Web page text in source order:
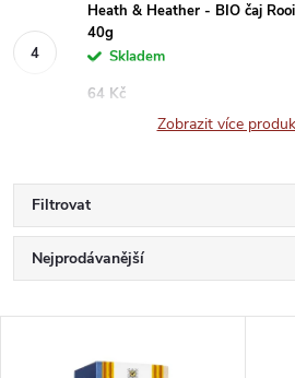
Heath & Heather - BIO čaj
40g
Skladem
64 Kč
Zobrazit více
Filtrovat
Ř
a
Nejprodávanější